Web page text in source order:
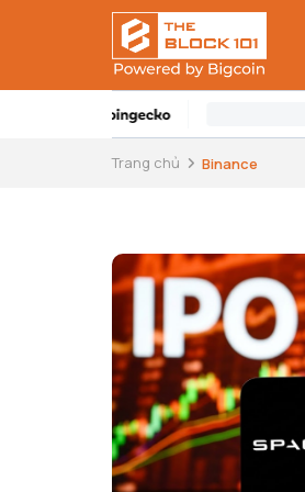
Trang chủ Binance